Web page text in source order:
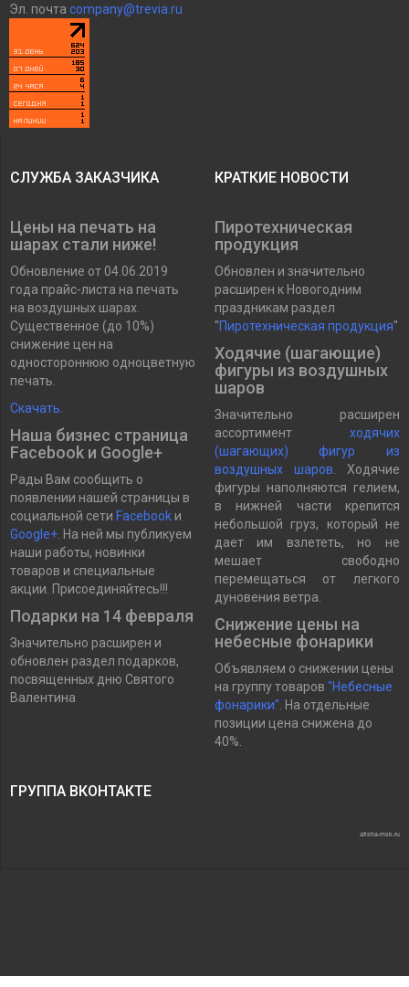
Эл. почта company@trevia.ru
СЛУЖБА ЗАКАЗЧИКА
Цены на печать на
шарах стали ниже!
Обновление от 04.06.2019
года прайс-листа на печать
на воздушных шарах.
Существенное (до 10%)
снижение цен на
одностороннюю одноцветную
печать.
Скачать.
Наша бизнес страница
Facebook и Google+
Рады Вам сообщить о
появлении нашей страницы в
социальной сети Facebook и
Google+. На ней мы публикуем
наши работы, новинки
товаров и специальные
акции. Присоединяйтесь!!!
Подарки на 14 февраля
Значительно расширен и
обновлен раздел подарков,
посвященных дню Святого
Валентина
КРАТКИЕ НОВОСТИ
Пиротехническая
продукция
Обновлен и значительно
расширен к Новогодним
праздникам раздел
"Пиротехническая продукция"
Ходячие (шагающие)
фигуры из воздушных
шаров
Значительно расширен
ассортимент ходячих
(шагающих) фигур из
воздушных шаров. Ходячие
фигуры наполняются гелием,
в нижней части крепится
небольшой груз, который не
дает им взлететь, но не
мешает свободно
перемещаться от легкого
дуновения ветра.
Снижение цены на
небесные фонарики
Объявляем о снижении цены
на группу товаров "Небесные
фонарики". На отдельные
позиции цена снижена до
40%.
ГРУППА ВКОНТАКТЕ
afisha-msk.ru